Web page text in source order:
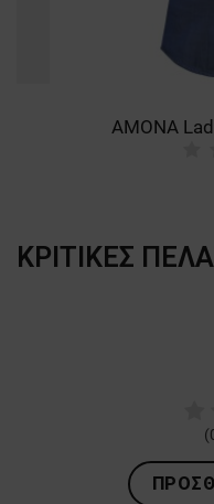
AMONA
ΚΡΙΤΙΚΈΣ
(